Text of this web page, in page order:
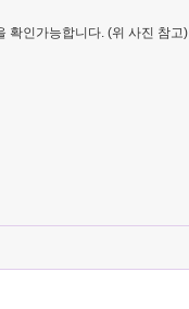
확인가능합니다. (위 사진 참고)